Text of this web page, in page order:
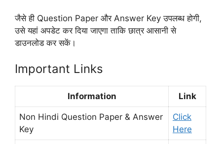
जैसे ही Question Paper और Answer Key उपलब्ध होगी,
उसे यहां अपडेट कर दिया जाएगा ताकि छात्र आसानी से
डाउनलोड कर सकें।
Important Links
Information Link
Non Hindi Question Paper & Answer
Key
Click
Here